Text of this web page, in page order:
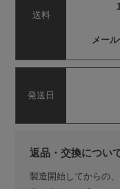
送料
メー
発送日
返品・交換につい
製造開始してからの